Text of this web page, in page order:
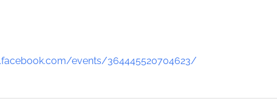
events/364445520704623/